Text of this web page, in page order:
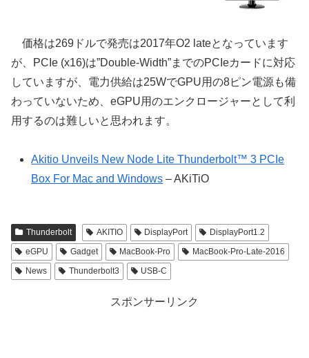
価格は269ドルで発売は2017年O2 lateとなっています
が、PCIe (x16)は”Double-Width”までのPCIeカードに対応
していますが、電力供給は25WでGPU用の8ピン電源も備
わっていないため、eGPU用のエンクロージャーとして利
用するのは難しいと思われます。
Akitio Unveils New Node Lite Thunderbolt™ 3 PCIe
Box For Mac and Windows – AKiTiO
Thunderbolt AKITIO DisplayPort
DisplayPort1.2
eGPU
Gadget MacBook-Pro
MacBook-Pro-Late-2016
News
Thunderbolt3 USB-C
スポンサーリンク